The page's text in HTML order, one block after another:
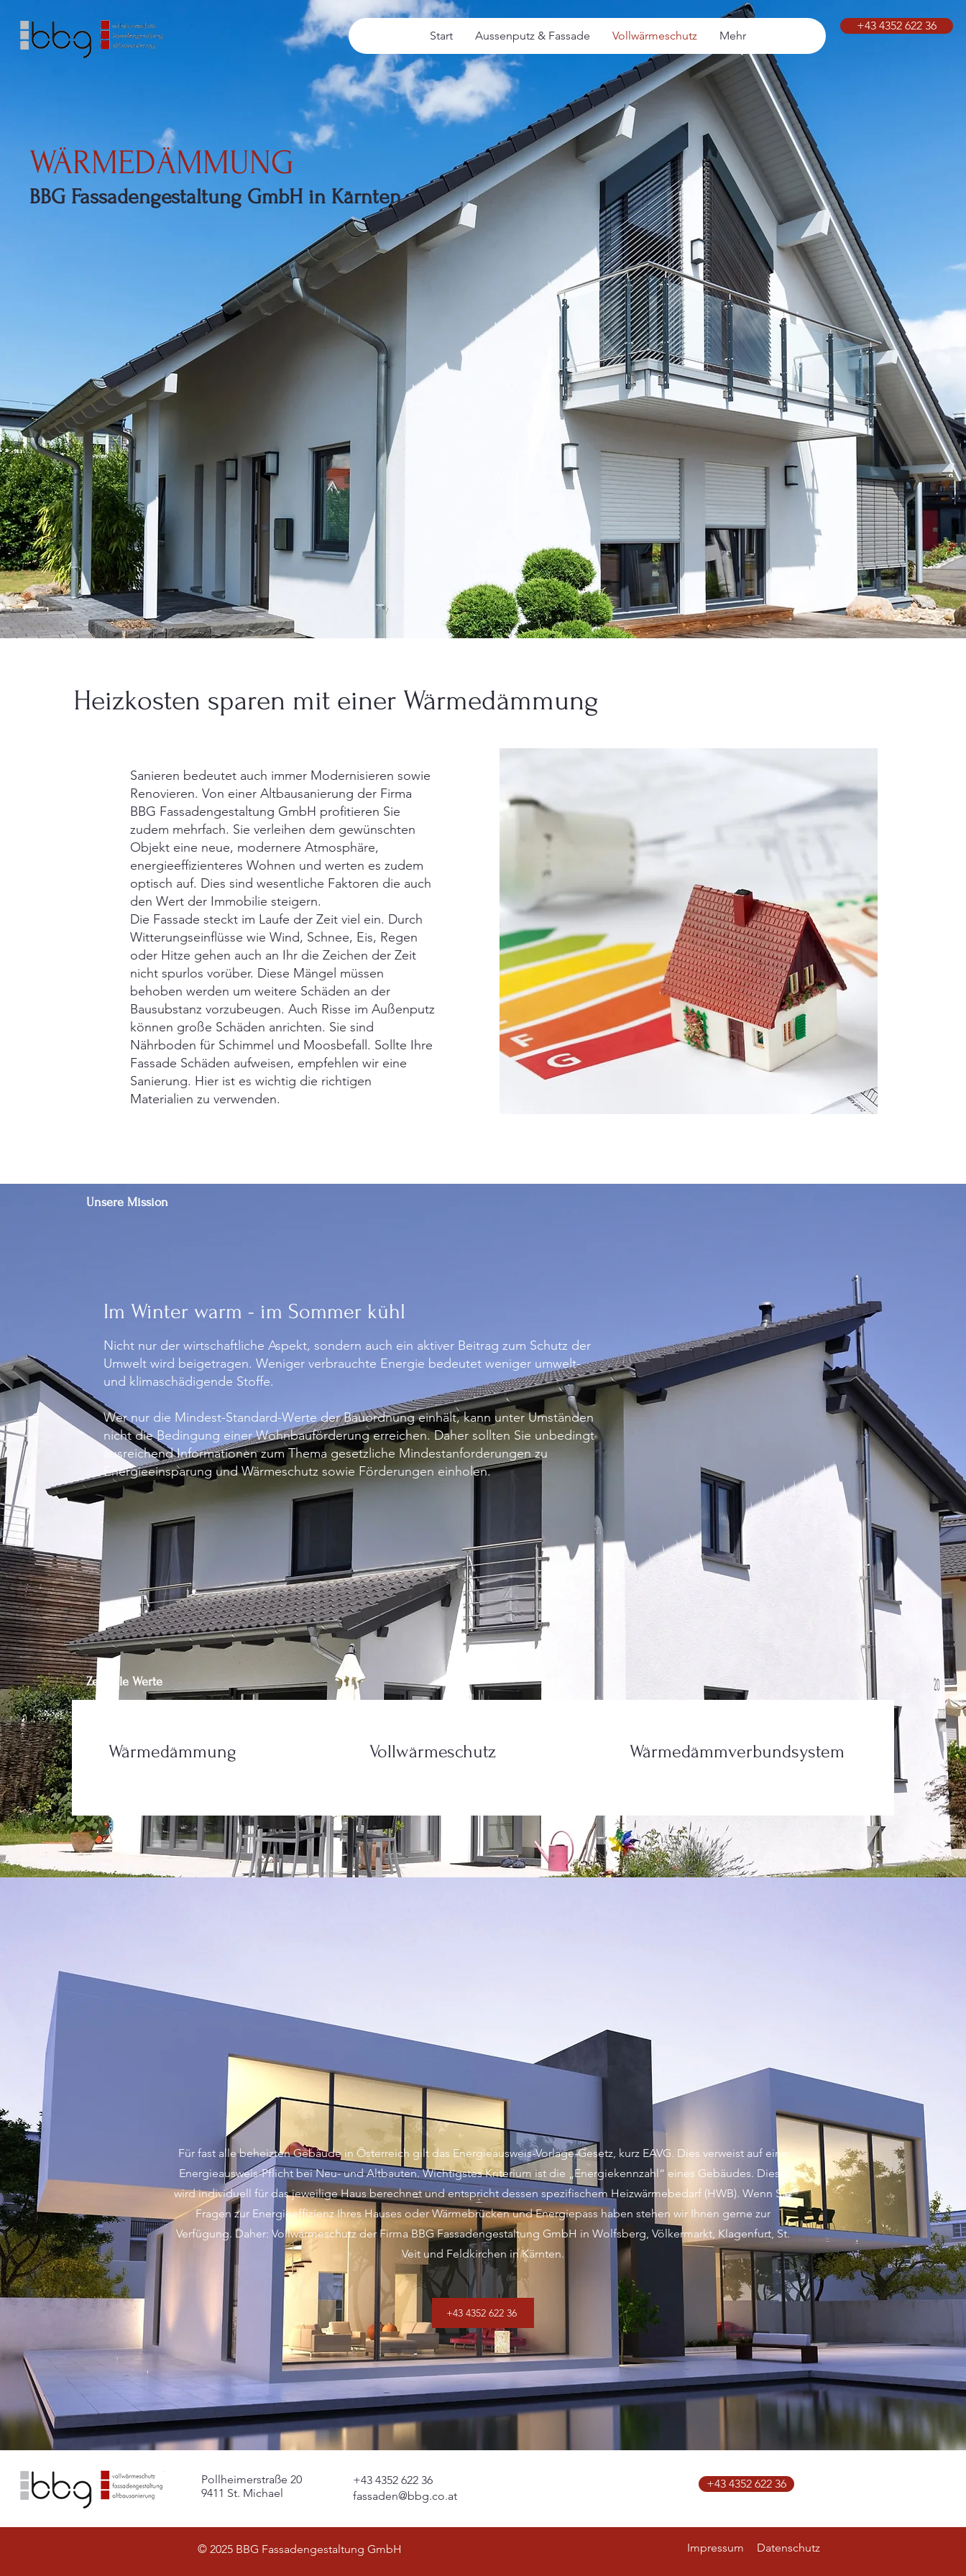
Start Aussenputz & Fassade Vollwärmeschutz Mehr
+43 4352 622 36
WÄRMEDÄMMUNG
BBG Fassadengestaltung GmbH in Kärnten
Heizkosten sparen mit einer Wärmedämmung
Sanieren bedeutet auch immer Modernisieren sowie
Renovieren. Von einer Altbausanierung der Firma
BBG Fassadengestaltung GmbH profitieren Sie
zudem mehrfach. Sie verleihen dem gewünschten
Objekt eine neue, modernere Atmosphäre,
energieeffizienteres Wohnen und werten es zudem
optisch auf. Dies sind wesentliche Faktoren die auch
den Wert der Immobilie steigern.
Die Fassade steckt im Laufe der Zeit viel ein. Durch
Witterungseinflüsse wie Wind, Schnee, Eis, Regen
oder Hitze gehen auch an Ihr die Zeichen der Zeit
nicht spurlos vorüber. Diese Mängel müssen
behoben werden um weitere Schäden an der
Bausubstanz vorzubeugen. Auch Risse im Außenputz
können große Schäden anrichten. Sie sind
Nährboden für Schimmel und Moosbefall. Sollte Ihre
Fassade Schäden aufweisen, empfehlen wir eine
Sanierung. Hier ist es wichtig die richtigen
Materialien zu verwenden.
Unsere Mission
Im Winter warm - im Sommer kühl
Nicht nur der wirtschaftliche Aspekt, sondern auch ein aktiver Beitrag zum Schutz der
Umwelt wird beigetragen. Weniger verbrauchte Energie bedeutet weniger umwelt-
und klimaschädigende Stoffe.
Wer nur die Mindest-Standard-Werte der Bauordnung einhält, kann unter Umständen
nicht die Bedingung einer Wohnbauförderung erreichen. Daher sollten Sie unbedingt
ausreichend Informationen zum Thema gesetzliche Mindestanforderungen zu
Energieeinsparung und Wärmeschutz sowie Förderungen einholen.
Zentrale Werte
Wärmedämmung Vollwärmeschutz Wärmedämmverbundsystem
Für fast alle beheizten Gebäude in Österreich gilt das Energieausweis-Vorlage-Gesetz, kurz EAVG. Dies verweist auf eine
Energieausweis-Pflicht bei Neu- und Altbauten. Wichtigstes Kriterium ist die „Energiekennzahl“ eines Gebäudes. Diese
wird individuell für das jeweilige Haus berechnet und entspricht dessen spezifischem Heizwärmebedarf (HWB). Wenn Sie
Fragen zur Energieeffizienz Ihres Hauses oder Wärmebrücken und Energiepass haben stehen wir Ihnen gerne zur
Verfügung. Daher: Vollwärmeschutz der Firma BBG Fassadengestaltung GmbH in Wolfsberg, Völkermarkt, Klagenfurt, St.
Veit und Feldkirchen in Kärnten.
+43 4352 622 36
Pollheimerstraße 20
9411 St. Michael
+43 4352 622 36
fassaden@bbg.co.at
+43 4352 622 36
© 2025 BBG Fassadengestaltung GmbH Impressum Datenschutz